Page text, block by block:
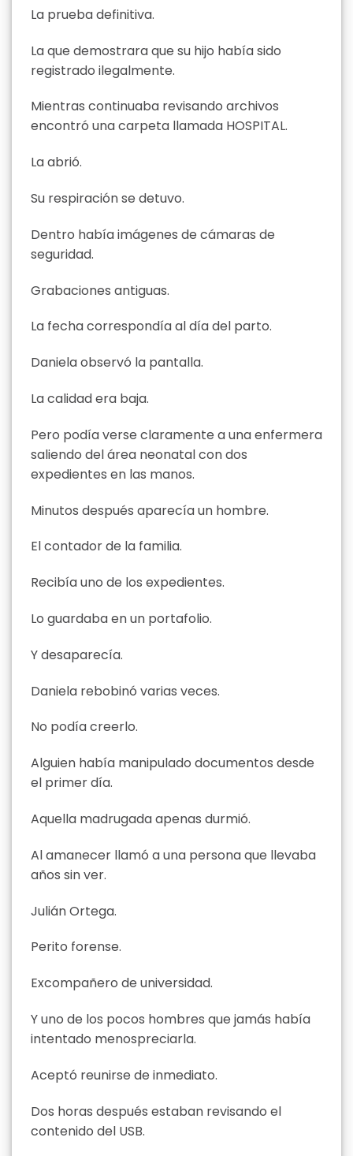
La prueba definitiva.
La que demostrara que su hijo había sido
registrado ilegalmente.
Mientras continuaba revisando archivos
encontró una carpeta llamada HOSPITAL.
La abrió.
Su respiración se detuvo.
Dentro había imágenes de cámaras de
seguridad.
Grabaciones antiguas.
La fecha correspondía al día del parto.
Daniela observó la pantalla.
La calidad era baja.
Pero podía verse claramente a una enfermera
saliendo del área neonatal con dos
expedientes en las manos.
Minutos después aparecía un hombre.
El contador de la familia.
Recibía uno de los expedientes.
Lo guardaba en un portafolio.
Y desaparecía.
Daniela rebobinó varias veces.
No podía creerlo.
Alguien había manipulado documentos desde
el primer día.
Aquella madrugada apenas durmió.
Al amanecer llamó a una persona que llevaba
años sin ver.
Julián Ortega.
Perito forense.
Excompañero de universidad.
Y uno de los pocos hombres que jamás había
intentado menospreciarla.
Aceptó reunirse de inmediato.
Dos horas después estaban revisando el
contenido del USB.